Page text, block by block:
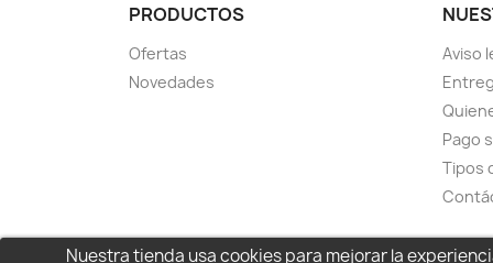
Nuestra tienda usa cookies para mejorar la
PRODUCTOS
Ofertas
Novedades
Aviso
Pago
Tipos